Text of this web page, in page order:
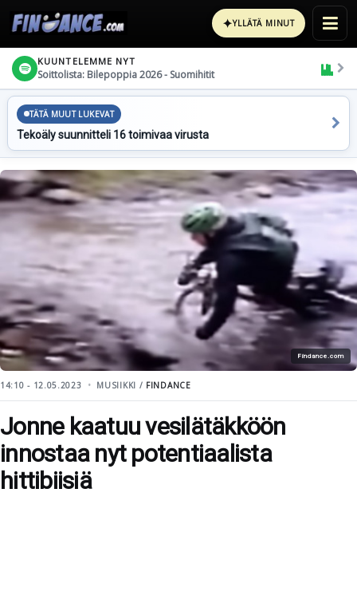
✦YLLÄTÄ MINUT
KUUNTELEMME NYT
Soittolista: Bilepoppia 2026 - Suomihitit
TÄTÄ MUUT LUKEVAT
Tekoäly suunnitteli 16 toimivaa virusta
Findance.com
14:10 - 12.05.2023 MUSIIKKI / FINDANCE
Jonne kaatuu vesilätäkköön
innostaa nyt potentiaalista
hittibiisiä